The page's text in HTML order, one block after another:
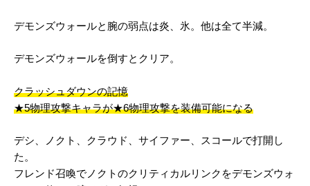
デモンズウォールと腕の弱点は炎、氷。他は全て半減。
デモンズウォールを倒すとクリア。
クラッシュダウンの記憶
★5物理攻撃キャラが★6物理攻撃を装備可能になる
デシ、ノクト、クラウド、サイファー、スコールで打開し
た。
フレンド召喚でノクトのクリティカルリンクをデモンズウォ